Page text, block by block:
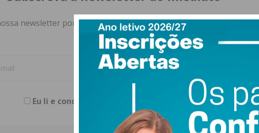
newsletter por e-mail e obtenha de forma regular a informação
atualizada.
Eu li e concordo com os termos e condições